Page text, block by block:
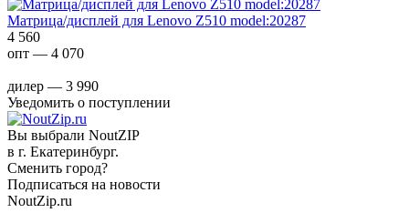
Матрица/дисплей для Lenovo Z510 model:20287
4 560
опт — 4 070
дилер — 3 990
Уведомить о поступлении
Вы выбрали NoutZIP
в г. Екатеринбург.
Сменить город?
Подписаться на новости
NoutZip.ru